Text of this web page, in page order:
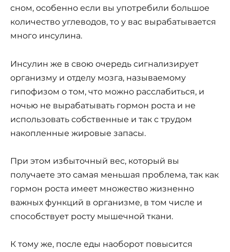
сном, особенно если вы употребили большое
количество углеводов, то у вас вырабатывается
много инсулина.
Инсулин же в свою очередь сигнализирует
организму и отделу мозга, называемому
гипофизом о том, что можно расслабиться, и
ночью не вырабатывать гормон роста и не
использовать собственные и так с трудом
накопленные жировые запасы.
При этом избыточный вес, который вы
получаете это самая меньшая проблема, так как
гормон роста имеет множество жизненно
важных функций в организме, в том числе и
способствует росту мышечной ткани.
К тому же, после еды наоборот повысится